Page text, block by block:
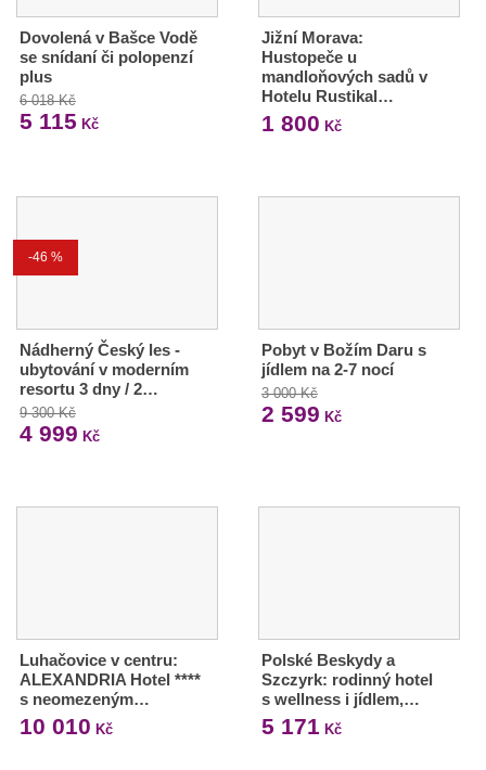
Dovolená v Bašce Vodě
se snídaní či polopenzí
plus
6 018 Kč
5 115 Kč
Jižní Morava:
Hustopeče u
mandloňových sadů v
Hotelu Rustikal…
1 800 Kč
-46 %
Nádherný Český les -
ubytování v moderním
resortu 3 dny / 2…
9 300 Kč
4 999 Kč
Pobyt v Božím Daru s
jídlem na 2-7 nocí
3 000 Kč
2 599 Kč
Luhačovice v centru:
ALEXANDRIA Hotel ****
s neomezeným…
10 010 Kč
Polské Beskydy a
Szczyrk: rodinný hotel
s wellness i jídlem,…
5 171 Kč